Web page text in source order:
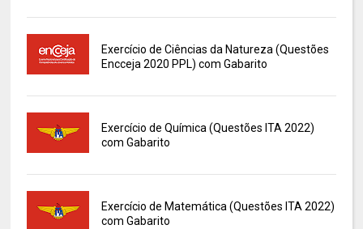
Exercício de Ciências da Natureza (Questões
Encceja 2020 PPL) com Gabarito
Exercício de Química (Questões ITA 2022)
com Gabarito
Exercício de Matemática (Questões ITA 2022)
com Gabarito